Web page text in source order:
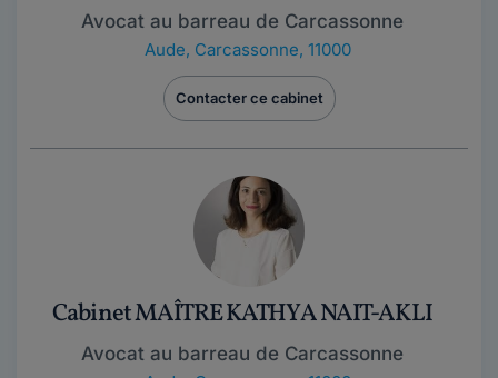
Avocat au barreau de Carcassonne
Aude, Carcassonne, 11000
Contacter ce cabinet
Cabinet MAÎTRE KATHYA NAIT-AKLI
Avocat au barreau de Carcassonne